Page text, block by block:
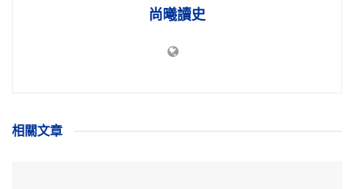
尚曦讀史
相關文章